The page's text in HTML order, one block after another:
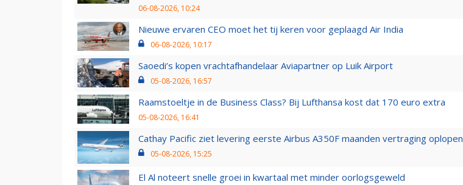
06-08-2026, 10:24
Nieuwe ervaren CEO moet het tij keren voor geplaagd Air India
06-08-2026, 10:17
Saoedi’s kopen vrachtafhandelaar Aviapartner op Luik Airport
05-08-2026, 16:57
Raamstoeltje in de Business Class? Bij Lufthansa kost dat 170 euro extra
05-08-2026, 16:41
Cathay Pacific ziet levering eerste Airbus A350F maanden vertraging oplopen
05-08-2026, 15:25
El Al noteert snelle groei in kwartaal met minder oorlogsgeweld